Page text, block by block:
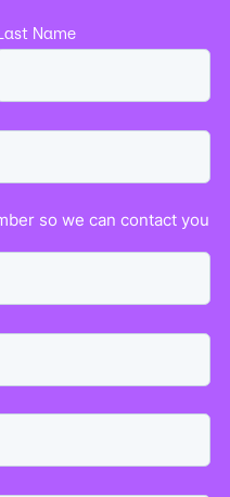
Name
so we can contact you